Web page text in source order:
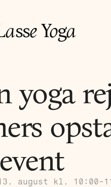
asse Yoga
yoga
event
august kl. 10:00-